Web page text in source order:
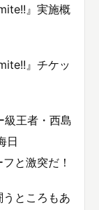
』実施概
』チケッ
級王者・西島
日
と激突だ！
うところもあ